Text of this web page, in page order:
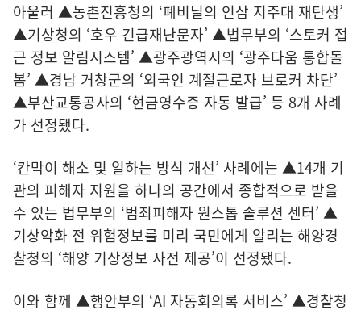
아울러 ▲농촌진흥청의 ‘폐비닐의 인삼 지주대 재탄생’
▲기상청의 ‘호우 긴급재난문자’ ▲법무부의 ‘스토커 접
근 정보 알림시스템’ ▲광주광역시의 ‘광주다움 통합돌
봄’ ▲경남 거창군의 ‘외국인 계절근로자 브로커 차단’
▲부산교통공사의 ‘현금영수증 자동 발급’ 등 8개 사례
가 선정됐다.
‘칸막이 해소 및 일하는 방식 개선’ 사례에는 ▲14개 기
관의 피해자 지원을 하나의 공간에서 종합적으로 받을
수 있는 법무부의 ‘범죄피해자 원스톱 솔루션 센터’ ▲
기상악화 전 위험정보를 미리 국민에게 알리는 해양경
찰청의 ‘해양 기상정보 사전 제공’이 선정됐다.
이와 함께 ▲행안부의 ‘AI 자동회의록 서비스’ ▲경찰청